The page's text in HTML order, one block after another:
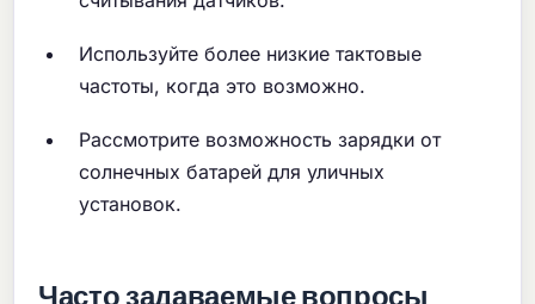
Используйте более низкие тактовые
частоты, когда это возможно.
Рассмотрите возможность зарядки от
солнечных батарей для уличных
установок.
Часто задаваемые вопросы